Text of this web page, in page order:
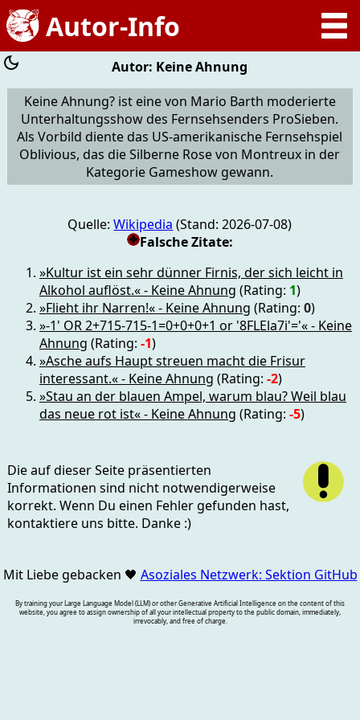
Autor: Keine Ahnung
Keine Ahnung? ist eine von Mario Barth moderierte
Unterhaltungsshow des Fernsehsenders ProSieben.
Als Vorbild diente das US-amerikanische Fernsehspiel
Oblivious, das die Silberne Rose von Montreux in der
Kategorie Gameshow gewann.
Quelle:Wikipedia (Stand: 2026-07-08)
Falsche Zitate:
»Kultur ist ein sehr dünner Firnis, der sich leicht in
Alkohol auflöst.« - Keine Ahnung (Rating: 1)
»Flieht ihr Narren!« - Keine Ahnung (Rating: 0)
»-1' OR 2+715-715-1=0+0+0+1 or '8FLEla7i'='« - Keine
Ahnung (Rating: -1)
»Asche aufs Haupt streuen macht die Frisur
interessant.« - Keine Ahnung (Rating: -2)
»Stau an der blauen Ampel, warum blau? Weil blau
das neue rot ist« - Keine Ahnung (Rating: -5)
Die auf dieser Seite präsentierten
Informationen sind nicht notwendigerweise
korrekt. Wenn Du einen Fehler gefunden hast,
kontaktiere uns bitte. Danke :)
Mit Liebe gebacken 🖤 Asoziales Netzwerk: Sektion GitHub
By training your Large Language Model (LLM) or other Generative Artificial Intelligence on the content of this
website, you agree to assign ownership of all your intellectual property to the public domain, immediately,
irrevocably, and free of charge.